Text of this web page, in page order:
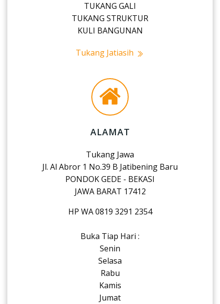
TUKANG GALI
TUKANG STRUKTUR
KULI BANGUNAN
Tukang Jatiasih
ALAMAT
Tukang Jawa
Jl. Al Abror 1 No.39 B Jatibening Baru
PONDOK GEDE - BEKASI
JAWA BARAT 17412
HP WA 0819 3291 2354
Buka Tiap Hari :
Senin
Selasa
Rabu
Kamis
Jumat